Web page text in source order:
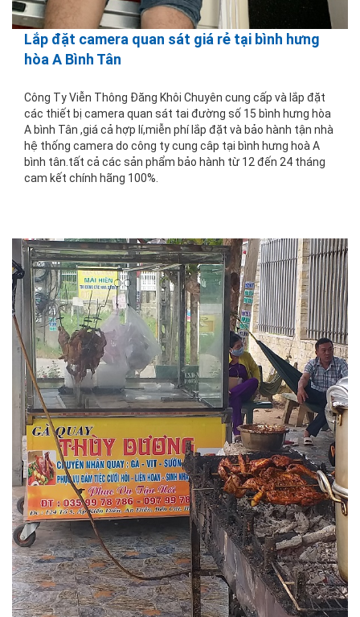
Lắp đặt camera quan sát giá rẻ tại bình hưng
hòa A Bình Tân
Công Ty Viễn Thông Đăng Khôi Chuyên cung cấp và lắp đặt
các thiết bị camera quan sát tai đường số 15 bình hưng hòa
A bình Tân ,giá cả hợp lí,miễn phí lắp đặt và bảo hành tận nhà
hệ thống camera do công ty cung câp tại bình hưng hoà A
bình tân.tất cả các sản phẩm bảo hành từ 12 đến 24 tháng
cam kết chính hãng 100%.